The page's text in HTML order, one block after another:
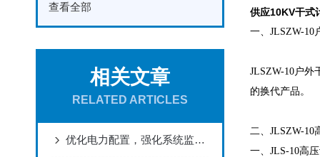
查看全部
相关文章
RELATED ARTICLES
优化电力配置，强化系统监测：35KV组合式互感器在智能电网建设中的应用
供应10KV干式
一、JLSZW-10
JLSZW-10户外
的换代产品。
二、JLSZW-10
一、JLS-10高